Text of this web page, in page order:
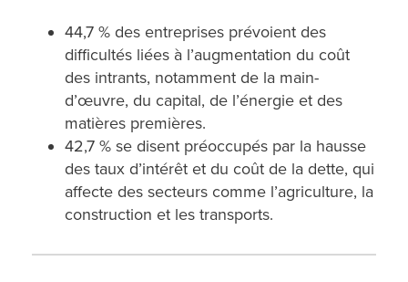
44,7 % des entreprises prévoient des
difficultés liées à l’augmentation du coût
des intrants, notamment de la main-
d’œuvre, du capital, de l’énergie et des
matières premières.
42,7 % se disent préoccupés par la hausse
des taux d’intérêt et du coût de la dette, qui
affecte des secteurs comme l’agriculture, la
construction et les transports.